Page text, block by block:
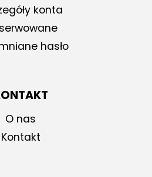
konta
hasło
O nas
Kontakt